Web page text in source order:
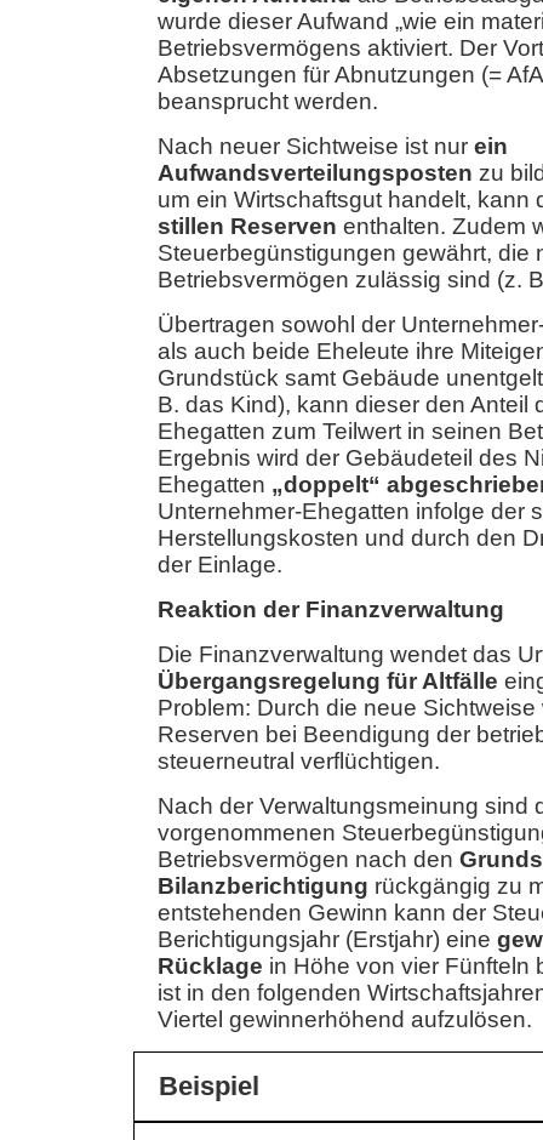
wurde dieser Aufwand „wie ein
Betriebsvermögens aktiviert. Der
Absetzungen für Abnutzungen (=
beansprucht werden.
Nach neuer Sichtweise ist nur ein
Aufwandsverteilungsposten zu
um ein Wirtschaftsgut handelt, kann
stillen Reserven enthalten. Zudem
Steuerbegünstigungen gewährt, die
Betriebsvermögen zulässig sind (z.
Übertragen sowohl der
als auch beide Eheleute ihre
Grundstück samt Gebäude
B. das Kind), kann dieser den Anteil
Ehegatten zum Teilwert in seinen
Ergebnis wird der Gebäudeteil des
Ehegatten „doppelt“
Unternehmer-Ehegatten infolge der
Herstellungskosten und durch den
der Einlage.
Reaktion der Finanzverwaltung
Die Finanzverwaltung wendet das
Übergangsregelung für Altfälle
Problem: Durch die neue
Reserven bei Beendigung der
steuerneutral verflüchtigen.
Nach der Verwaltungsmeinung sind
vorgenommenen
Betriebsvermögen nach den
Bilanzberichtigung rückgängig zu
entstehenden Gewinn kann der
Berichtigungsjahr (Erstjahr) eine
Rücklage in Höhe von vier Fünfteln
ist in den folgenden
Viertel gewinnerhöhend aufzulösen.
Beispiel